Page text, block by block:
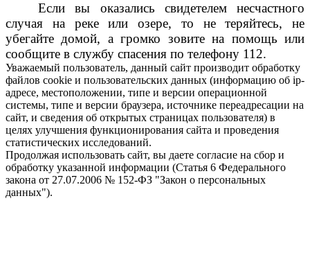
Если вы оказались свидетелем несчастного
случая на реке или озере, то не теряйтесь, не
убегайте домой, а громко зовите на помощь или
сообщите в службу спасения по телефону 112.
Уважаемый пользователь, данный сайт производит обработку
файлов cookie и пользовательских данных (информацию об ip-
адресе, местоположении, типе и версии операционной
системы, типе и версии браузера, источнике переадресации на
сайт, и сведения об открытых страницах пользователя) в
целях улучшения функционирования сайта и проведения
статистических исследований.
Продолжая использовать сайт, вы даете согласие на сбор и
обработку указанной информации (Статья 6 Федерального
закона от 27.07.2006 № 152-ФЗ "Закон о персональных
данных").